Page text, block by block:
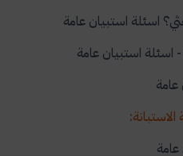
اسئلة استبيان عامة
اسئلة استبيان عامة
عامة